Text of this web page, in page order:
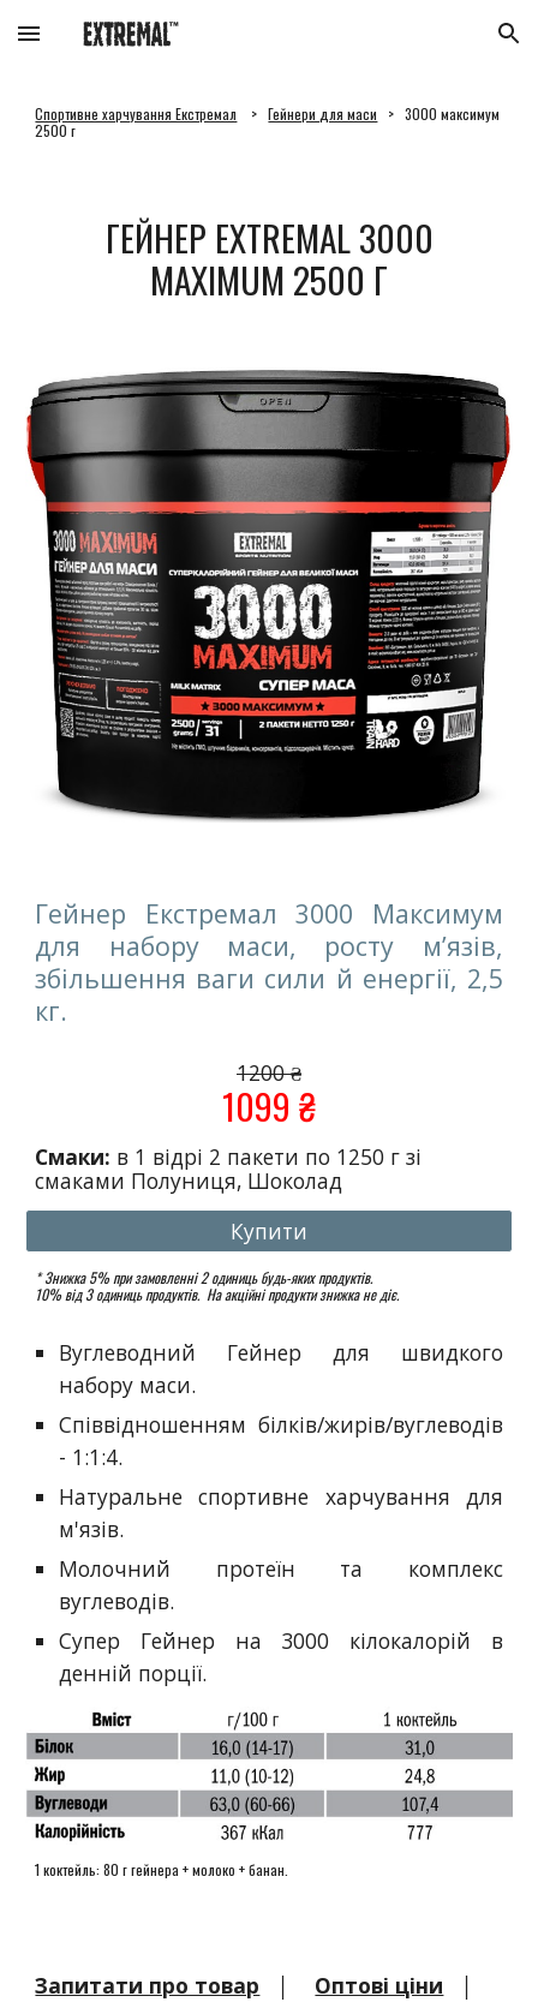
Skip to main content Skip to navigation
Спортивне харчування Екстремал >Гейнери для маси > 3000 максимум
2500 г
ГЕЙНЕР EXTREMAL 3000
MAXIMUM 2500 Г
Гейнер Екстремал 3000 Максимум
для набору маси, росту м’язів,
збільшення ваги сили й енергії, 2,5
кг.
1200₴
1099 ₴
Смаки: в 1 відрі 2 пакети по 1250 г зі
смаками Полуниця, Шоколад
Купити
* Знижка 5% при замовленні 2 одиниць будь-яких продуктів.
10% від 3 одиниць продуктів. На акційні продукти знижка не діє.
Вуглеводний Гейнер для швидкого
набору маси.
Співвідношенням білків/жирів/вуглеводів
- 1:1:4.
Натуральне спортивне харчування для
м'язів.
Молочний протеїн та комплекс
вуглеводів.
Супер Гейнер на 3000 кілокалорій в
денній порції.
1 коктейль: 80 г гейнера + молоко + банан.
Запитати про товар │ Оптові ціни │